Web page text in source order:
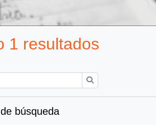
1 resultados
búsqueda